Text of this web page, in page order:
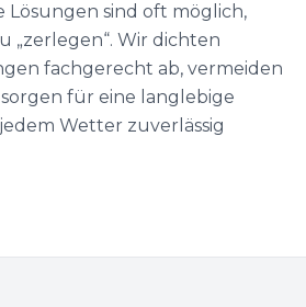
Lösungen sind oft möglich,
„zerlegen“. Wir dichten
fachgerecht ab, vermeiden
für eine langlebige
Wetter zuverlässig